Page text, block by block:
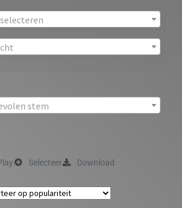
stem
Selecteer Download